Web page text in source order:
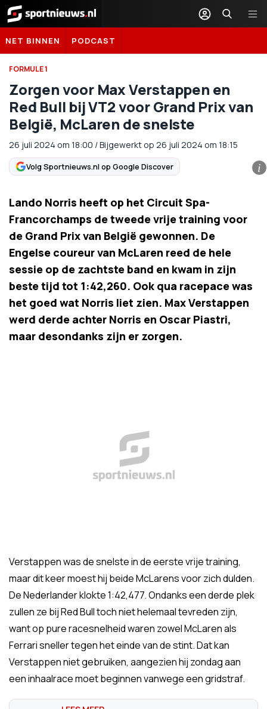
Sportnieuws.nl
NET BINNEN PODCAST
FORMULE 1
Zorgen voor Max Verstappen en
Red Bull bij VT2 voor Grand Prix van
België, McLaren de snelste
26 juli 2024 om 18:00 /Bijgewerkt op 26 juli 2024 om 18:15
Volg Sportnieuws.nl op Google Discover i
Lando Norris heeft op het Circuit Spa-
Francorchamps de tweede vrije training voor
de Grand Prix van België gewonnen. De
Engelse coureur van McLaren reed de hele
sessie op de zachtste band en kwam in zijn
beste tijd tot 1:42,260. Ook qua racepace was
het goed wat Norris liet zien. Max Verstappen
werd derde achter Norris en Oscar Piastri,
maar desondanks zijn er zorgen.
Verstappen was de snelste in de eerste vrije training,
maar dit keer moest hij beide McLarens voor zich dulden.
De Nederlander klokte 1:42,477. Ondanks een derde plek
zullen ze bij Red Bull toch niet helemaal tevreden zijn,
want op pure racesnelheid waren zowel McLaren als
Ferrari sneller tegen het einde van de stint. Dat kan
Verstappen niet gebruiken, aangezien hij zondag aan
een inhaalrace moet beginnen vanwege een gridstraf.